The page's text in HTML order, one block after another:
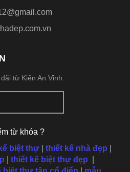
từ Kiến An Vinh
từ khóa ?
biệt thự |thiết kế nhà đẹp
thiết kế biệt thự đẹp